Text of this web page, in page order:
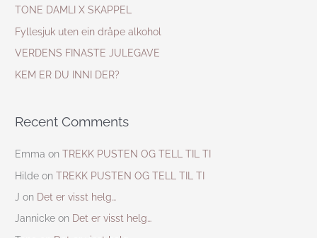
o
r
:
TONE DAMLI X SKAPPEL
Fyllesjuk uten ein dråpe alkohol
VERDENS FINASTE JULEGAVE
KEM ER DU INNI DER?
Recent Comments
Emma onTREKK PUSTEN OG TELL TIL TI
Hilde onTREKK PUSTEN OG TELL TIL TI
J on Det er visst helg…
Jannicke on Det er visst helg…